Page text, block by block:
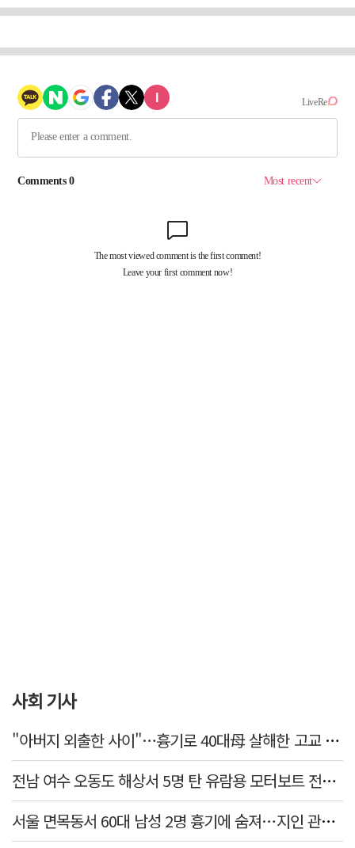
사회 기사
"아버지 외출한 사이"…흉기로 40대母 살해한 고교 자퇴생, 구속 기로에
전남 여수 오동도 해상서 5명 탄 유람용 모터보트 전복…2명 숨져
서울 면목동서 60대 남성 2명 흉기에 숨져…지인 관계로 추정